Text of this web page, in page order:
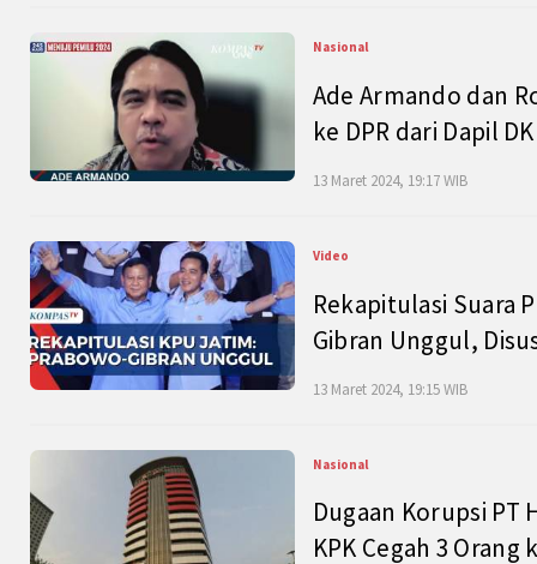
Nasional
Ade Armando dan
ke DPR dari Dapil
13 Maret 2024, 19:17 WIB
Video
Rekapitulasi Suara
Gibran Unggul,
13 Maret 2024, 19:15 WIB
Nasional
Dugaan Korupsi PT
KPK Cegah 3 Orang